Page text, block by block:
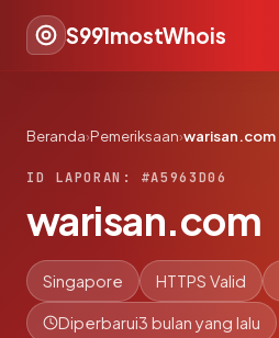
S991mostWhois
Beranda›Pemeriksaan›warisan.com
ID LAPORAN: #A5963D06
warisan.com
Singapore HTTPS Valid
Diperbarui3 bulan yang lalu